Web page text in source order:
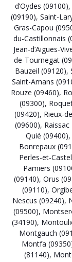
d’Oydes (09100),
(09190), Saint-
Gras-Capou
du-Castillonnais
Jean-d’Aigues-
de-Tournegat
Bauzeil (09120),
Saint-Amans
Rouze (09460),
(09300),
(09420), Rieux-
(09600), Raissac
Quié (09400),
Bonrepaux
Perles-et-
Pamiers
(09140), Orus
(09110),
Nescus (09240),
(09500),
(34190),
Montgauch
Montfa
(81140),